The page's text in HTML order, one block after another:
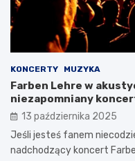
KONCERTY MUZYKA
Farben Lehre w
niezapomniany
13 października 2025
Jeśli jesteś fanem
nadchodzący koncert